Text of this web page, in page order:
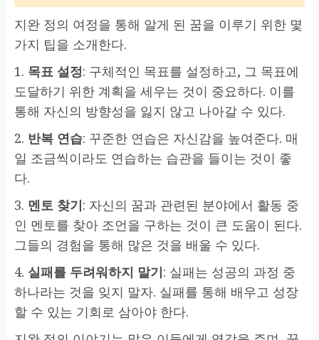
지완 정의 여정을 통해 알게 된 꿈을 이루기 위한 몇
가지 팁을 소개한다.
1. 목표 설정: 구체적인 목표를 설정하고, 그 목표에
도달하기 위한 계획을 세우는 것이 중요하다. 이를
통해 자신의 방향성을 잃지 않고 나아갈 수 있다.
2. 반복 연습: 꾸준한 연습은 자신감을 높여준다. 매
일 조금씩이라도 연습하는 습관을 들이는 것이 좋
다.
3. 멘토 찾기: 자신의 꿈과 관련된 분야에서 활동 중
인 멘토를 찾아 조언을 구하는 것이 큰 도움이 된다.
그들의 경험을 통해 많은 것을 배울 수 있다.
4. 실패를 두려워하지 말기: 실패는 성공의 과정 중
하나라는 것을 잊지 말자. 실패를 통해 배우고 성장
할 수 있는 기회로 삼아야 한다.